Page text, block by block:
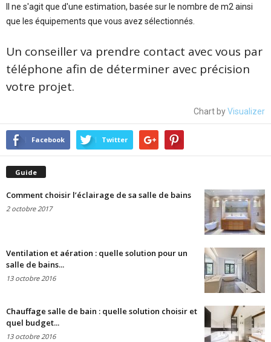
Il ne s'agit que d'une estimation, basée sur le nombre de m2 ainsi
que les équipements que vous avez sélectionnés.
Un conseiller va prendre contact avec vous par
téléphone afin de déterminer avec précision
votre projet.
Chart byVisualizer
Facebook Twitter
Guide
Comment choisir l’éclairage de sa salle de bains
2 octobre 2017
Ventilation et aération : quelle solution pour un
salle de bains...
13 octobre 2016
Chauffage salle de bain : quelle solution choisir et
quel budget...
13 octobre 2016